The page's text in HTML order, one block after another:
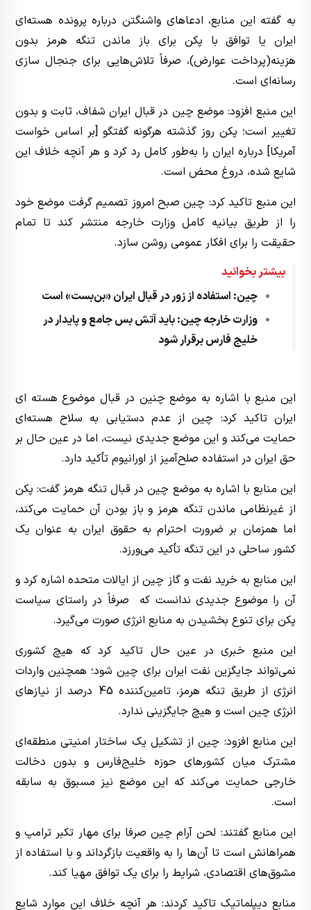
به گفته این منابع، ادعاهای واشنگتن درباره پرونده هسته‌ای
ایران یا توافق با پکن برای باز ماندن تنگه هرمز بدون
هزینه(پرداخت عوارض)، صرفاً تلاش‌هایی برای جنجال سازی
رسانه‌ای است.
این منبع افزود: موضع چین در قبال ایران شفاف، ثابت و بدون
تغییر است؛ پکن روز گذشته هرگونه گفتگو [بر اساس خواست
آمریکا] درباره ایران را به‌طور کامل رد کرد و هر آنچه خلاف این
شایع شده، دروغ محض است.
این منبع تاکید کرد: چین صبح امروز تصمیم گرفت موضع خود
را از طریق بیانیه کامل وزارت خارجه منتشر کند تا تمام
حقیقت را برای افکار عمومی روشن سازد.
بیشتر بخوانید
چین: استفاده از زور در قبال ایران «بن‌بست» است
وزارت خارجه چین: باید آتش بس جامع و پایدار در
خلیج فارس برقرار شود
این منبع با اشاره به موضع چنین در قبال موضوع هسته ای
ایران تاکید کرد: چین از عدم دستیابی به سلاح هسته‌ای
حمایت می‌کند و این موضع جدیدی نیست، اما در عین حال بر
حق ایران در استفاده صلح‌آمیز از اورانیوم تأکید دارد.
این منابع با اشاره به موضع چین در قبال تنگه هرمز گفت: پکن
از غیرنظامی ماندن تنگه هرمز و باز بودن آن حمایت می‌کند،
اما همزمان بر ضرورت احترام به حقوق ایران به عنوان یک
کشور ساحلی در این تنگه تأکید می‌ورزد.
این منابع به خرید نفت و گاز چین از ایالات متحده اشاره کرد و
آن را موضوع جدیدی ندانست که صرفاً در راستای سیاست
پکن برای تنوع بخشیدن به منابع انرژی صورت می‌گیرد.
این منبع خبری در عین حال تاکید کرد که هیچ کشوری
نمی‌تواند جایگزین نفت ایران برای چین شود؛ همچنین واردات
انرژی از طریق تنگه هرمز، تامین‌کننده 45 درصد از نیازهای
انرژی چین است و هیچ جایگزینی ندارد.
این منابع افزود: چین از تشکیل یک ساختار امنیتی منطقه‌ای
مشترک میان کشورهای حوزه خلیج‌فارس و بدون دخالت
خارجی حمایت می‌کند که این موضع نیز مسبوق به سابقه
است.
این منابع گفتند: لحن آرام چین صرفا برای مهار تکبر ترامپ و
همراهانش است تا آن‌ها را به واقعیت بازگرداند و با استفاده از
مشوق‌های اقتصادی، شرایط را برای یک توافق مهیا کند.
منابع دیپلماتیک تاکید کردند: هر آنچه خلاف این موارد شایع